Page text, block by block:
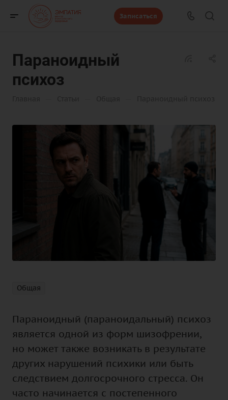
Записаться
Параноидный
психоз
Общая
Параноидный (параноидальный) психоз
является одной из форм шизофрении,
но может также возникать в результате
других нарушений психики или быть
следствием долгосрочного стресса. Он
часто начинается с постепенного